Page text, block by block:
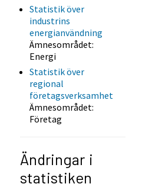
Statistik över
industrins
energianvändning
Ämnesområdet:
Energi
Statistik över
regional
företagsverksamhet
Ämnesområdet:
Företag
Ändringar i
statistiken